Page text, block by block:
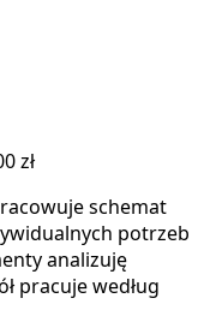
zł
schemat
potrzeb
analizuję
pracuje według